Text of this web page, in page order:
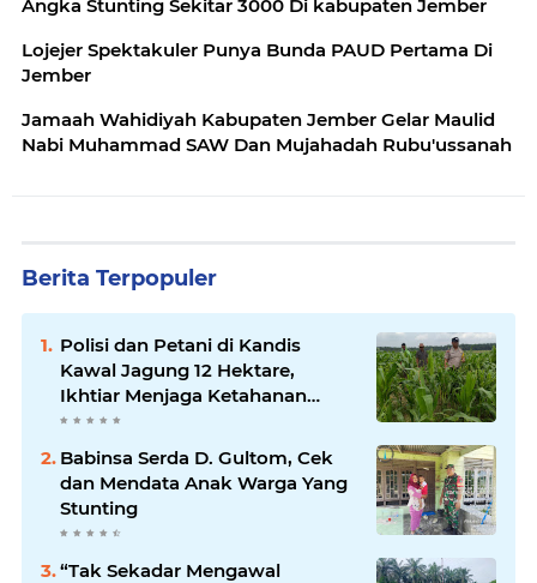
Angka Stunting Sekitar 3000 Di kabupaten Jember
Lojejer Spektakuler Punya Bunda PAUD Pertama Di
Jember
Jamaah Wahidiyah Kabupaten Jember Gelar Maulid
Nabi Muhammad SAW Dan Mujahadah Rubu'ussanah
Berita Terpopuler
Polisi dan Petani di Kandis
Kawal Jagung 12 Hektare,
Ikhtiar Menjaga Ketahanan
Pangan
Babinsa Serda D. Gultom, Cek
dan Mendata Anak Warga Yang
Stunting
“Tak Sekadar Mengawal